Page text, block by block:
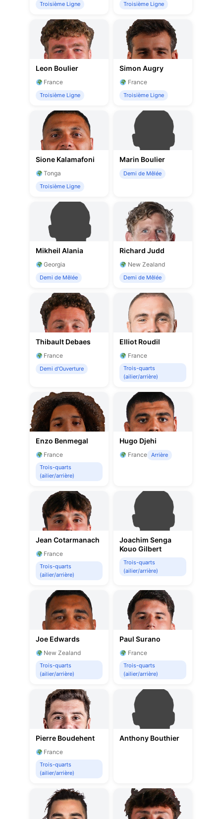
Troisième Ligne Troisième Ligne
Leon Boulier
France
Troisième Ligne
Simon Augry
France
Troisième Ligne
Sione Kalamafoni
Tonga
Troisième Ligne
Marin Boulier
Demi de Mêlée
Mikheil Alania
Georgia
Demi de Mêlée
Richard Judd
New Zealand
Demi de Mêlée
Thibault Debaes
France
Demi d'Ouverture
Elliot Roudil
France
Trois-quarts
(ailier/arrière)
Enzo Benmegal
France
Trois-quarts
(ailier/arrière)
Hugo Djehi
France Arrière
Jean Cotarmanach
France
Trois-quarts
(ailier/arrière)
Joachim Senga
Kouo Gilbert
Trois-quarts
(ailier/arrière)
Joe Edwards
New Zealand
Trois-quarts
(ailier/arrière)
Paul Surano
France
Trois-quarts
(ailier/arrière)
Pierre Boudehent
France
Trois-quarts
(ailier/arrière)
Anthony Bouthier